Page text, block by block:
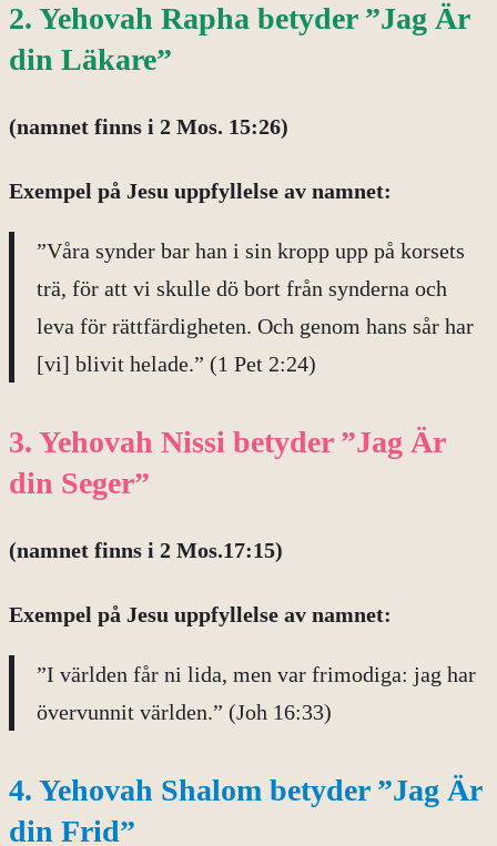
2. Yehovah Rapha betyder ”Jag Är
din Läkare”
(namnet finns i 2 Mos. 15:26)
Exempel på Jesu uppfyllelse av namnet:
”Våra synder bar han i sin kropp upp på korsets
trä, för att vi skulle dö bort från synderna och
leva för rättfärdigheten. Och genom hans sår har
[vi] blivit helade.” (1 Pet 2:24)
3. Yehovah Nissi betyder ”Jag Är
din Seger”
(namnet finns i 2 Mos.17:15)
Exempel på Jesu uppfyllelse av namnet:
”I världen får ni lida, men var frimodiga: jag har
övervunnit världen.” (Joh 16:33)
4. Yehovah Shalom betyder ”Jag Är
din Frid”